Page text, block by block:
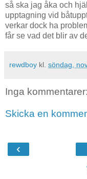
så ska jag åka och
upptagning vid
verkar dock ha
får se vad det blir av
rewdboy kl. söndag,
Inga kommentarer:
Skicka en
‹